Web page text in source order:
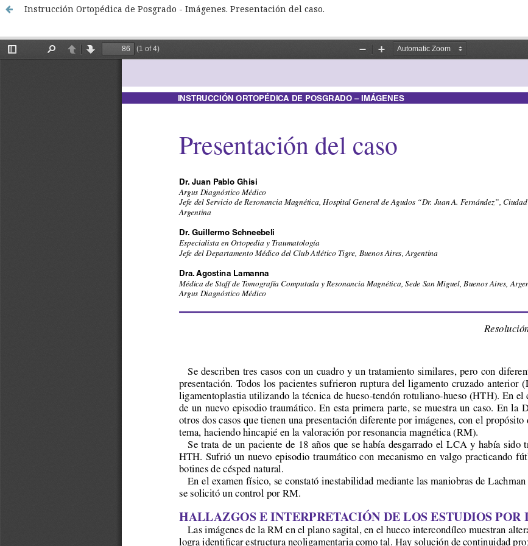
Instrucción Ortopédica de Posgrado - Imágenes. Presentación del caso.